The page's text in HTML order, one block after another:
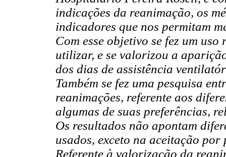
indicações da reanimação, os
indicadores que nos permitam
Com esse objetivo se fez um
utilizar, e se valorizou a
dos dias de assistência
Também se fez uma pesquisa
reanimações, referente aos
algumas de suas preferências,
Os resultados não apontam
usados, exceto na aceitação
Referente à valorização da